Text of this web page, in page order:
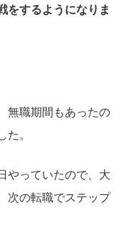
をするようになりま
無職期間もあったの
た。
やっていたので、大
次の転職でステップ